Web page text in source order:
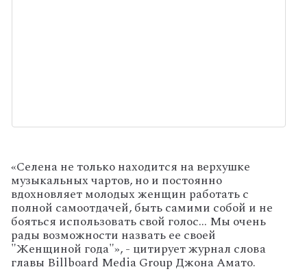
«Селена не только находится на верхушке
музыкальных чартов, но и постоянно
вдохновляет молодых женщин работать с
полной самоотдачей, быть самими собой и не
бояться использовать свой голос… Мы очень
рады возможности назвать ее своей
"Женщиной года"», - цитирует журнал слова
главы Billboard Media Group Джона Амато.